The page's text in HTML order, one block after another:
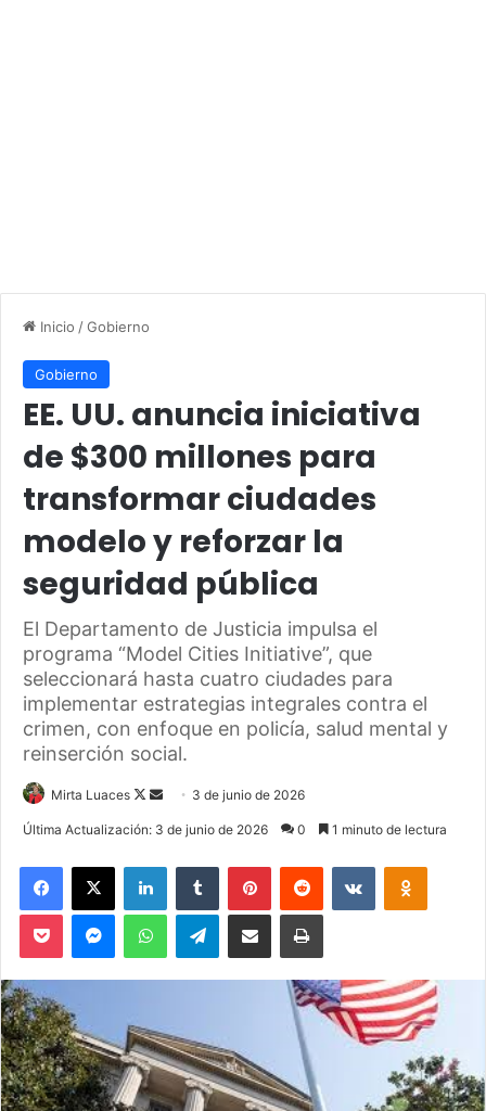
Inicio /Gobierno
Gobierno
EE. UU. anuncia iniciativa
de $300 millones para
transformar ciudades
modelo y reforzar la
seguridad pública
El Departamento de Justicia impulsa el
programa “Model Cities Initiative”, que
seleccionará hasta cuatro ciudades para
implementar estrategias integrales contra el
crimen, con enfoque en policía, salud mental y
reinserción social.
Mirta Luaces
F
l
o
n
d
m
i
l
3 de junio de 2026
Última Actualización: 3 de junio de 2026 0 1 minuto de lectura
Telegram